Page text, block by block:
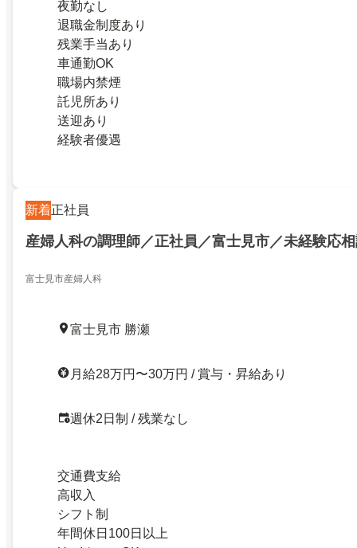
夜勤なし
退職金制度あり
残業手当あり
車通勤OK
職場内禁煙
託児所あり
送迎あり
経験者優遇
新着正社員
産婦人科の調理師／正社員／富士見市／未経験応
富士見市産婦人科
富士見市 勝瀬
月給28万円〜30万円 / 賞与・昇給あり
週休2日制 / 残業なし
交通費支給
高収入
シフト制
年間休日100日以上